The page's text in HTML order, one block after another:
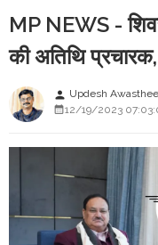
MP NEWS -
की अतिथि
person Updesh Awasthee
12/19/2023